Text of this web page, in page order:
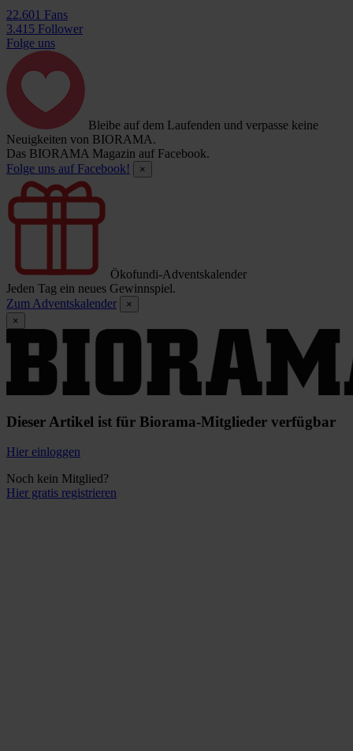
22.601 Fans
3.415 Follower
Folge uns
Bleibe auf dem Laufenden und verpasse keine
Neuigkeiten von BIORAMA.
Das BIORAMA Magazin auf Facebook.
Folge uns auf Facebook!
×
Ökofundi-Adventskalender
Jeden Tag ein neues Gewinnspiel.
Zum Adventskalender
×
×
Dieser Artikel ist für Biorama-Mitglieder verfügbar
Hier einloggen
Noch kein Mitglied?
Hier gratis registrieren